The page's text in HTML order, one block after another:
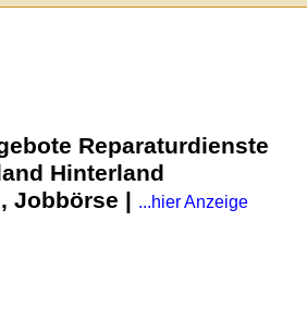
Reparaturdienste
Hinterland
Jobbörse | ...hier Anzeige